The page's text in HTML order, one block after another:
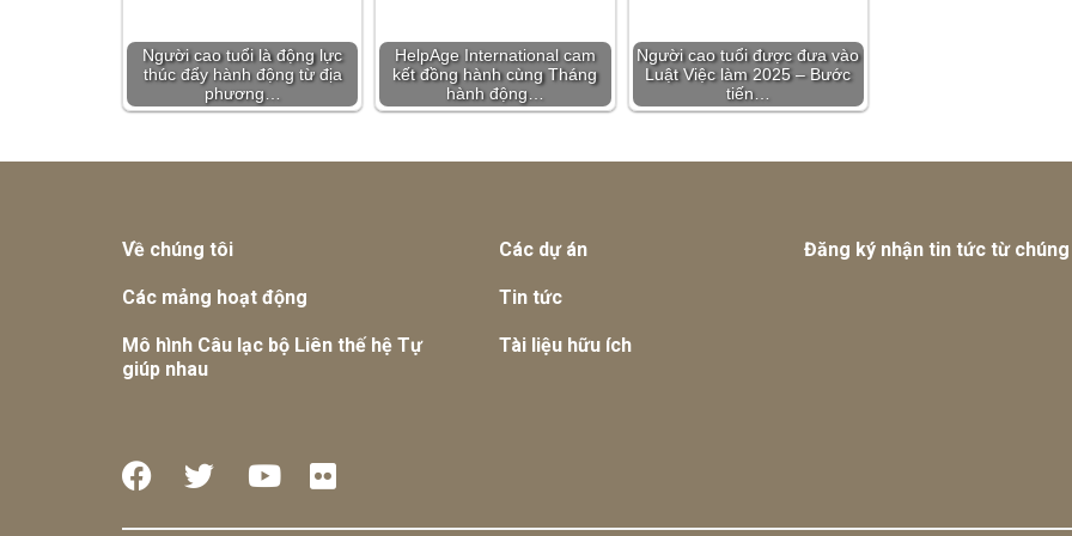
Người cao tuổi là động lực
thúc đẩy hành động từ địa
phương…
HelpAge International cam
kết đồng hành cùng Tháng
hành động…
Người cao tuổi được đưa vào
Luật Việc làm 2025 – Bước
tiến…
Về chúng tôi
Các mảng hoạt động
Mô hình Câu lạc bộ Liên thế hệ Tự
giúp nhau
Các dự án
Tin tức
Tài liệu hữu ích
Đăng ký nhận tin tức từ